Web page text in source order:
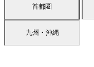
首都圏
九州・沖縄